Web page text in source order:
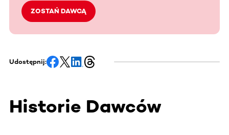
ZOSTAŃ DAWCĄ
Udostępnij:
Historie Dawców